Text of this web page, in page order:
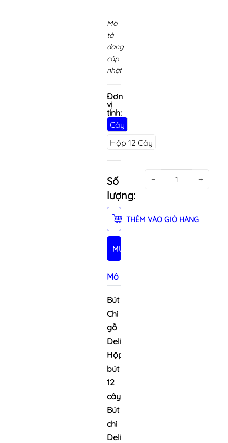
Mô
tả
đang
cập
nhật
Đơn
vị
tính:
Cây
Hộp 12 Cây
Số
lượng:
− +
THÊM VÀO GIỎ HÀNG
MUA NGAY
Mô tả sản phẩm
Bút
Chì
gỗ
Deli
Hộp
bút
12
cây.
Bút
chì
Deli